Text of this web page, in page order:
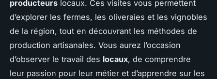
producteurs locaux. Ces visites vous permettent
d’explorer les fermes, les oliveraies et les vignobles
de la région, tout en découvrant les méthodes de
production artisanales. Vous aurez l’occasion
d’observer le travail des locaux, de comprendre
leur passion pour leur métier et d’apprendre sur les